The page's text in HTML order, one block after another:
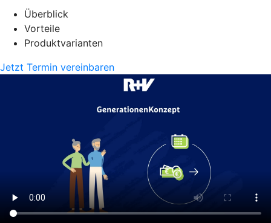
Überblick
Vorteile
Produktvarianten
Jetzt Termin vereinbaren